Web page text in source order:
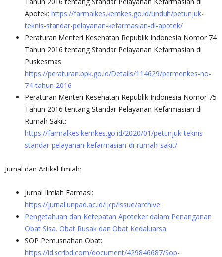
Apotek: https://farmalkes.kemkes.go.id/unduh/petunjuk-
teknis-standar-pelayanan-kefarmasian-di-apotek/
Peraturan Menteri Kesehatan Republik Indonesia Nomor 74
Tahun 2016 tentang Standar Pelayanan Kefarmasian di
Puskesmas:
https://peraturan.bpk.go.id/Details/114629/permenkes-no-
74-tahun-2016
Peraturan Menteri Kesehatan Republik Indonesia Nomor 75
Tahun 2016 tentang Standar Pelayanan Kefarmasian di
Rumah Sakit:
https://farmalkes.kemkes.go.id/2020/01/petunjuk-teknis-
standar-pelayanan-kefarmasian-di-rumah-sakit/
Jurnal dan Artikel Ilmiah:
Jurnal Ilmiah Farmasi:
https://jurnal.unpad.ac.id/ijcp/issue/archive
Pengetahuan dan Ketepatan Apoteker dalam Penanganan
Obat Sisa, Obat Rusak dan Obat Kedaluarsa
SOP Pemusnahan Obat:
https://id.scribd.com/document/429846687/Sop-